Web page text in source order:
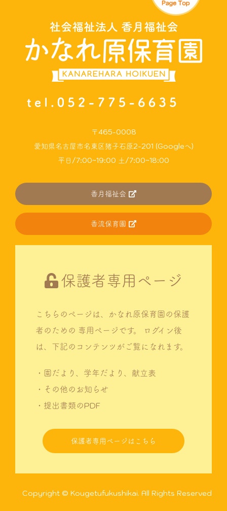
〒465-0008
愛知県名古屋市名東区猪子石原2-201 (Googleへ)
平日/7:00~19:00 土/7:00~18:00
香月福祉会
香流保育園
保護者専用ページ
こちらのページは、かなれ原保育園の保護
者のための 専用ページです。
ログイン後
は、下記のコンテンツがご覧になれます。
・園だより、学年だより、献立表
・その他のお知らせ
・提出書類のPDF
保護者専用ページはこちら
Copyright © Kougetufukushikai. All Rights Reserved